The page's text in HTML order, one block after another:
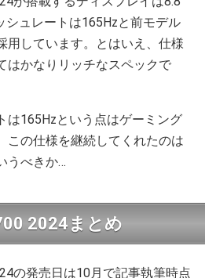
シュレートは165Hzと前モデル
用しています。とはいえ、仕様
はかなりリッチなスペックで
は165Hzという点はゲーミング
この仕様を継続してくれたのは
うべきか…
2024まとめ
の発売日は10月で記事執筆時点